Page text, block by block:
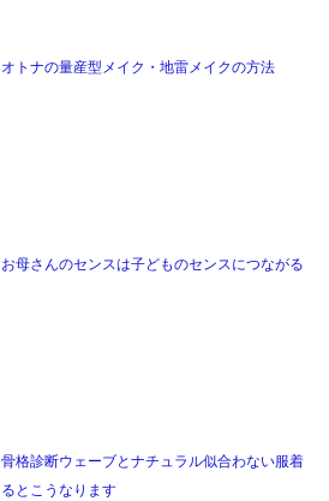
オトナの量産型メイク・地雷メイクの方法
お母さんのセンスは子どものセンスにつながる
骨格診断ウェーブとナチュラル似合わない服着
るとこうなります